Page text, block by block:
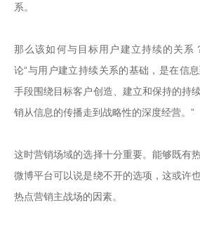
系。
那么该如何与目标用户建立持续的关系
论“与用户建立持续关系的基础，是在信
手段围绕目标客户创造、建立和保持的持
销从信息的传播走到战略性的深度经营。”
这时营销场域的选择十分重要。能够既有
微博平台可以说是绕不开的选项，这或许
热点营销主战场的因素。